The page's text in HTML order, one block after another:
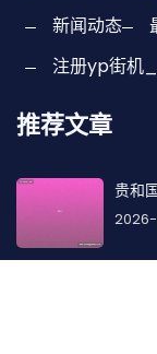
新闻动态
注册yp街机
推荐文章
贵和